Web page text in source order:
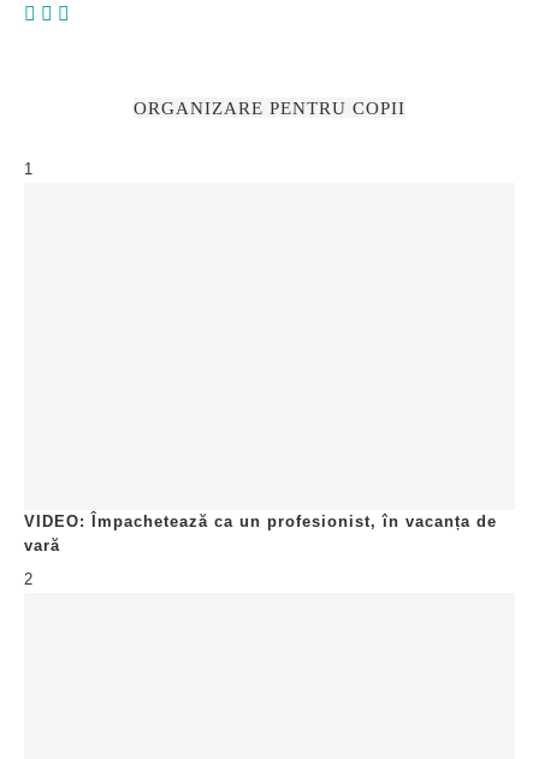
ORGANIZARE PENTRU COPII
1
VIDEO: Împachetează ca un profesionist, în vacanța de
vară
2